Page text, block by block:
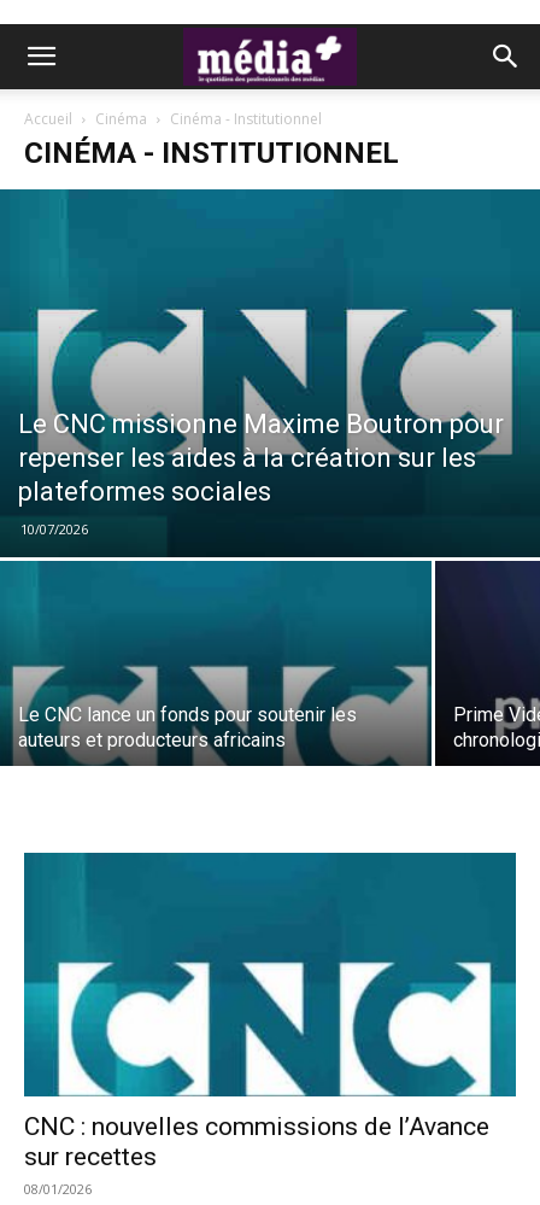
Accueil Cinéma Cinéma - Institutionnel
CINÉMA - INSTITUTIONNEL
Le CNC missionne Maxime Boutron pour
repenser les aides à la création sur les
plateformes sociales
10/07/2026
Le CNC lance un fonds pour soutenir les
auteurs et producteurs africains
Prime
CNC : nouvelles commissions de l’Avance
sur recettes
08/01/2026